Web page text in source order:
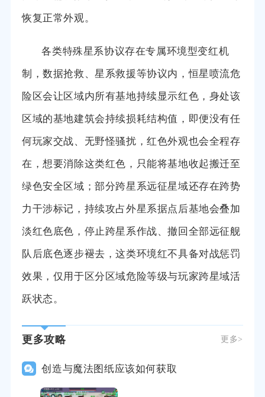
恢复正常外观。
各类特殊星系协议存在专属环境型变红机
制，数据抢救、星系救援等协议内，恒星喷流危
险区会让区域内所有基地持续显示红色，身处该
区域的基地建筑会持续损耗结构值，即便没有任
何玩家交战、无野怪骚扰，红色外观也会全程存
在，想要消除这类红色，只能将基地收起搬迁至
绿色安全区域；部分跨星系远征星域还存在跨势
力干涉标记，持续攻占外星系据点后基地会叠加
淡红色底色，停止跨星系作战、撤回全部远征舰
队后底色逐步褪去，这类环境红不具备对战惩罚
效果，仅用于区分区域危险等级与玩家跨星域活
跃状态。
更多攻略 更多>
创造与魔法图纸应该如何获取